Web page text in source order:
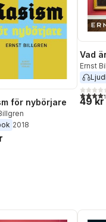
för nybörjare
2018
Vad
Ernst
4,3
49 kr